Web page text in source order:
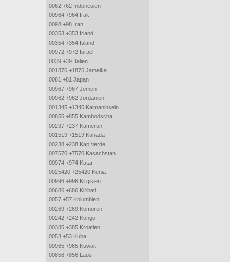
0062 +62 Indonesien
00964 +964 Irak
0098 +98 Iran
00353 +353 Irland
00354 +354 Island
00972 +972 Israel
0039 +39 Italien
001876 +1876 Jamaika
0081 +81 Japan
00967 +967 Jemen
00962 +962 Jordanien
001345 +1345 Kaimaninseln
00855 +855 Kambodscha
00237 +237 Kamerun
001519 +1519 Kanada
00238 +238 Kap Verde
007570 +7570 Kasachstan
00974 +974 Katar
0025420 +25420 Kenia
00996 +996 Kirgisien
00686 +686 Kiribati
0057 +57 Kolumbien
00269 +269 Komoren
00242 +242 Kongo
00385 +385 Kroatien
0053 +53 Kuba
00965 +965 Kuwait
00856 +856 Laos